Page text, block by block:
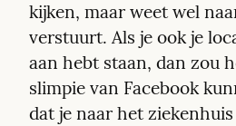
kijken, maar weet wel
verstuurt. Als je ook je
aan hebt staan, dan zou
slimpie van Facebook
dat je naar het